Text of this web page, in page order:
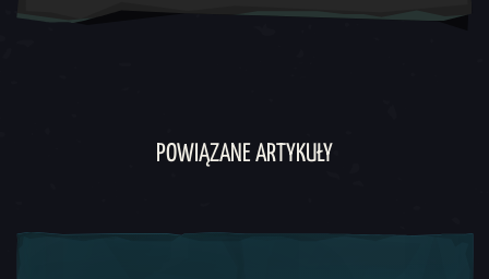
POWIĄZANE ARTYKUŁY